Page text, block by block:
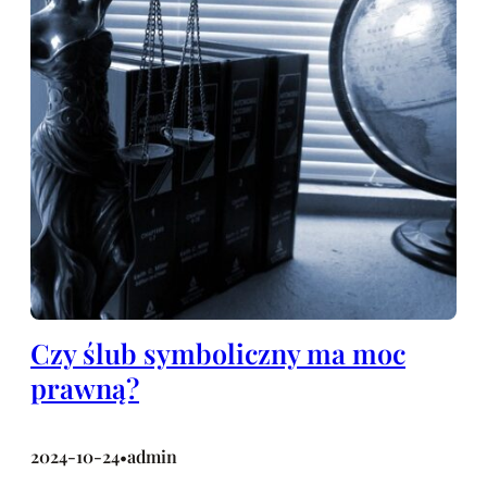
Czy ślub symboliczny ma moc
prawną?
2024-10-24•admin